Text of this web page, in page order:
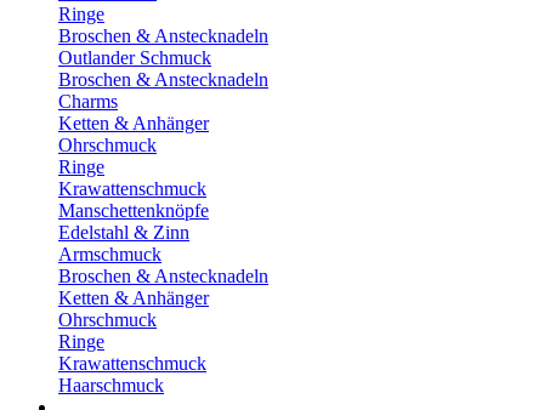
Ringe
Broschen & Anstecknadeln
Outlander Schmuck
Broschen & Anstecknadeln
Charms
Ketten & Anhänger
Ohrschmuck
Ringe
Krawattenschmuck
Manschettenknöpfe
Edelstahl & Zinn
Armschmuck
Broschen & Anstecknadeln
Ketten & Anhänger
Ohrschmuck
Ringe
Krawattenschmuck
Haarschmuck